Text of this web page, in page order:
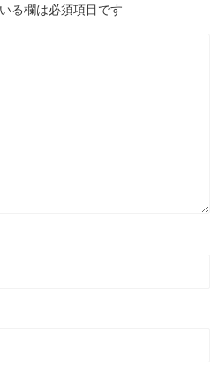
る欄は必須項目です